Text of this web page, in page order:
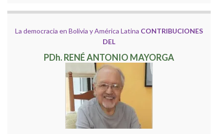
La democracia en Bolivia y América Latina CONTRIBUCIONES
DEL
PDh. RENÉ ANTONIO MAYORGA